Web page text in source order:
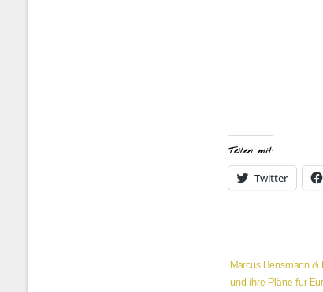
Teilen mit:
Twitter
Beitrags-
Navigation
Marcus Bensmann
und ihre Pläne für